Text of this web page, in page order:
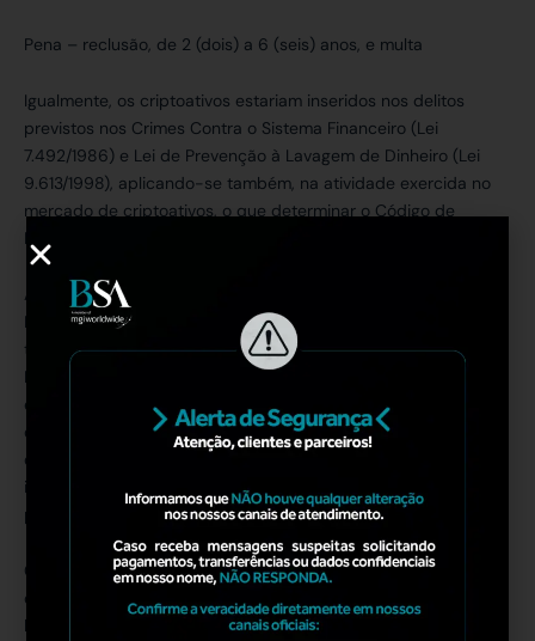
Pena – reclusão, de 2 (dois) a 6 (seis) anos, e multa
Igualmente, os criptoativos estariam inseridos nos delitos
previstos nos Crimes Contra o Sistema Financeiro (Lei
7.492/1986) e Lei de Prevenção à Lavagem de Dinheiro (Lei
9.613/1998), aplicando-se também, na atividade exercida no
mercado de criptoativos, o que determinar o Código de
Defesa do Consumidor.
A partir desta breve explanação, percebe-se que o texto do
PL 4401/2021 poderá ser emendado no curso de sua
tramitação, a qual aguarda deliberação pela Câmara dos
Deputados desde maio de 2022. Ainda, será possível, por
exemplo, que outros temas sejam discutidos, como é o caso
do PL 1600/2022, a qual se postula a alteração do artigo 835
do Código de Processo Civil, para que os criptoativos sejam
inseridos explicitamente na ordem de penhora dos ativos que
podem ser buscados em uma Execução.
Certamente a regulamentação dos criptoativos detêm amplo
de debate, que será explorado com exaustão pelos
legisladores, e, posteriormente, pelas Autoridades